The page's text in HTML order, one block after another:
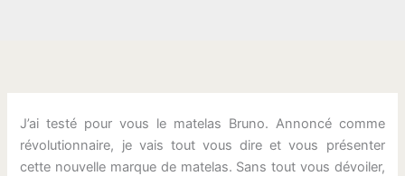
J’ai testé pour vous le matelas Bruno. Annoncé comme
révolutionnaire, je vais tout vous dire et vous présenter
cette nouvelle marque de matelas. Sans tout vous dévoiler,